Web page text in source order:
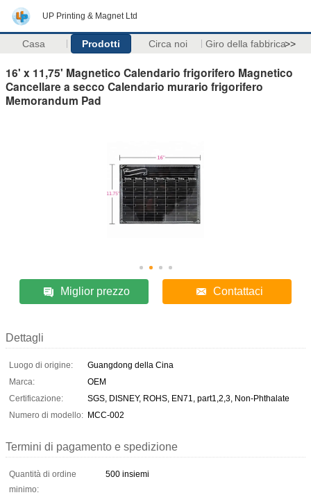
UP Printing & Magnet Ltd
Casa Prodotti Circa noi Giro della fabbrica>>
16' x 11,75' Magnetico Calendario frigorifero Magnetico
Cancellare a secco Calendario murario frigorifero
Memorandum Pad
Miglior prezzo Contattaci
Dettagli
Luogo di origine:
Guangdong della Cina
Marca:
OEM
Certificazione:
SGS, DISNEY, ROHS, EN71, part1,2,3, Non-Phthalate
Numero di modello: MCC-002
Termini di pagamento e spedizione
Quantità di ordine
minimo:
500 insiemi